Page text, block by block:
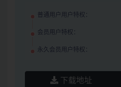
普通用户用户特权：
会员用户特权：
永久会员用户特权：
下载地址